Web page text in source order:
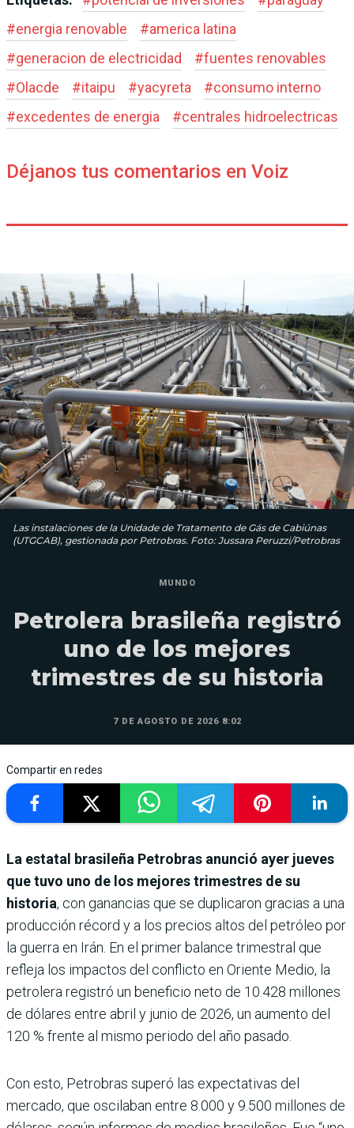
#energia renovable #america latina
#generacion de electricidad #fuentes renovables
#Olacde #itaipu #yacyreta #consumo interno
#excedentes de energia #centrales hidroelectricas
Déjanos tus comentarios en Voiz
Las instalaciones de la Unidade de Tratamento de Gás de Cabiúnas
(UTGCAB), gestionada por Petrobras. Foto: Jussara Peruzzi/Petrobras
MUNDO
Petrolera brasileña registró
uno de los mejores
trimestres de su historia
7 DE AGOSTO DE 2026 8:02
Compartir en redes
La estatal brasileña Petrobras anunció ayer jueves
que tuvo uno de los mejores trimestres de su
historia, con ganancias que se duplicaron gracias a una
producción récord y a los precios altos del petróleo por
la guerra en Irán. En el primer balance trimestral que
refleja los impactos del conflicto en Oriente Medio, la
petrolera registró un beneficio neto de 10.428 millones
de dólares entre abril y junio de 2026, un aumento del
120 % frente al mismo periodo del año pasado.
Con esto, Petrobras superó las expectativas del
mercado, que oscilaban entre 8.000 y 9.500 millones de